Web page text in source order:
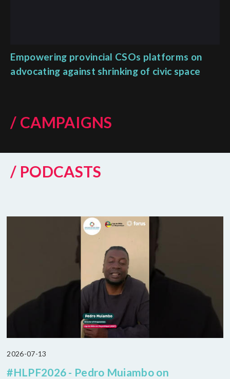
Empowering provincial CSOs platforms on
advocating against shrinking of civic space
/ CAMPAIGNS
/ PODCASTS
2026-07-13
#HLPF2026 - Pedro Muiambo on